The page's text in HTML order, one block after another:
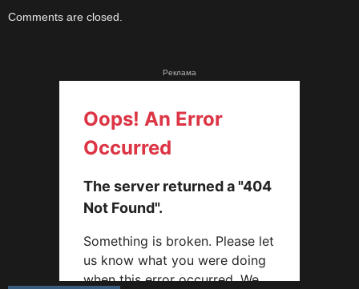
Comments are closed.
Реклама